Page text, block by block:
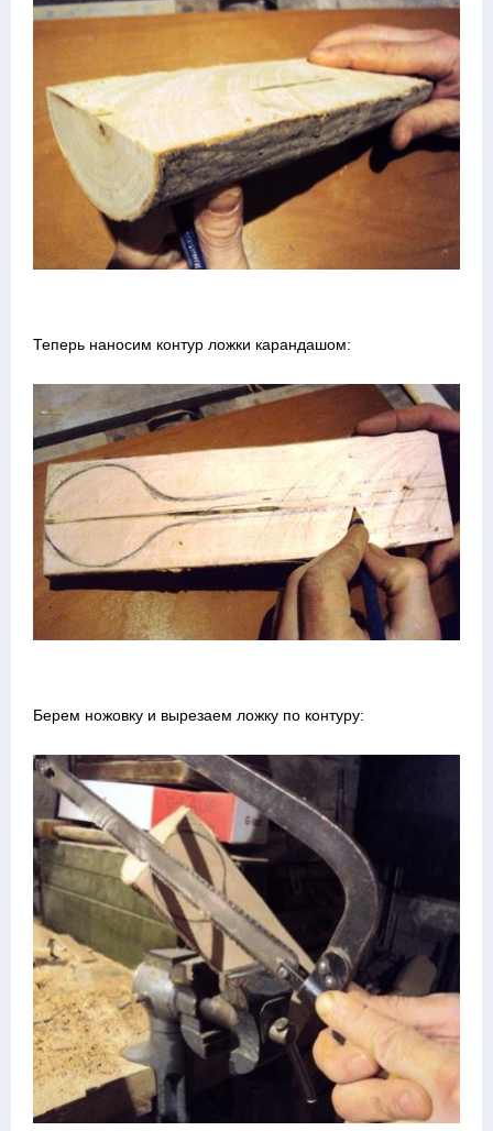
Теперь наносим контур ложки карандашом:
Берем ножовку и вырезаем ложку по контуру: